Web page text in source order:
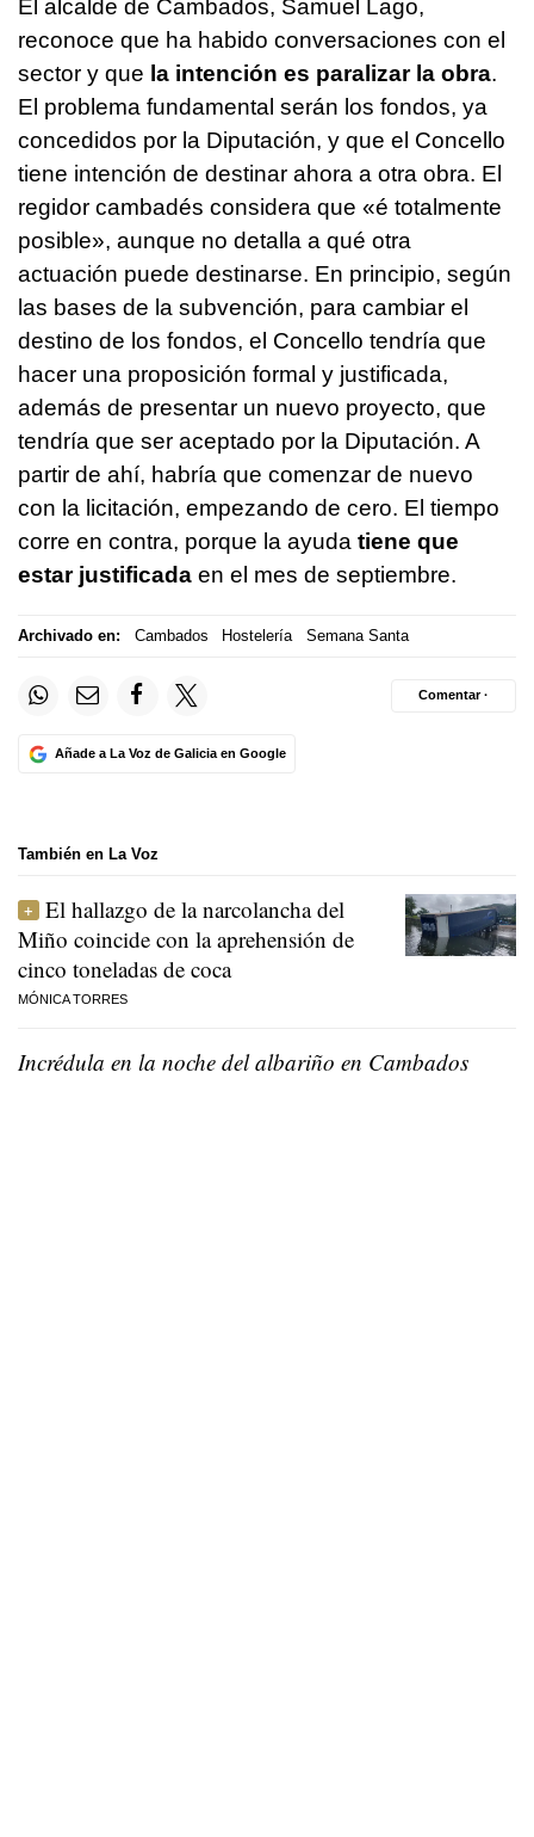
El alcalde de Cambados, Samuel Lago,
reconoce que ha habido conversaciones con el
sector y que la intención es paralizar la obra.
El problema fundamental serán los fondos, ya
concedidos por la Diputación, y que el Concello
tiene intención de destinar ahora a otra obra. El
regidor cambadés considera que «é totalmente
posible», aunque no detalla a qué otra
actuación puede destinarse. En principio, según
las bases de la subvención, para cambiar el
destino de los fondos, el Concello tendría que
hacer una proposición formal y justificada,
además de presentar un nuevo proyecto, que
tendría que ser aceptado por la Diputación. A
partir de ahí, habría que comenzar de nuevo
con la licitación, empezando de cero. El tiempo
corre en contra, porque la ayuda tiene que
estar justificada en el mes de septiembre.
Archivado en: Cambados Hostelería Semana Santa
Añade a La Voz de Galicia en Google
Comentar ·
También en La Voz
El hallazgo de la narcolancha del
Miño coincide con la aprehensión de
cinco toneladas de coca
MÓNICA TORRES
Incrédula en la noche del albariño en Cambados